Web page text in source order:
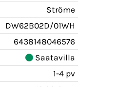
Ströme
DW62B02D/01WH
6438148046576
Saatavilla
1-4 pv